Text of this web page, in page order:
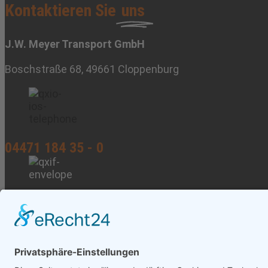
Kontaktieren Sie uns
J.W. Meyer Transport GmbH
Boschstraße 68, 49661 Cloppenburg
04471 184 35 - 0
info@meyer-transport.de